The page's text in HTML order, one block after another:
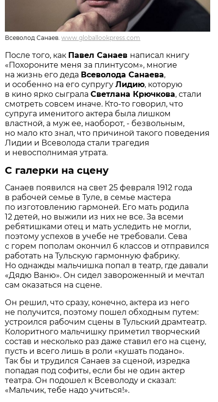
Всеволод Санаев. www.globallookpress.com
После того, как Павел Санаев написал книгу
«Похороните меня за плинтусом», многие
на жизнь его деда Всеволода Санаева,
и особенно на его супругуЛидию, которую
в кино ярко сыгралаСветлана Крючкова, стали
смотреть совсем иначе. Кто-то говорил, что
супруга именитого актера была лишком
властной, а муж ее, наоборот, - безвольным,
но мало кто знал, что причиной такого поведения
Лидии и Всеволода стали трагедия
и невосполнимая утрата.
С галерки на сцену
Санаев появился на свет 25 февраля 1912 года
в рабочей семье в Туле, в семье мастера
по изготовлению гармоней. Его мать родила
12 детей, но выжили из них не все. За всеми
ребятишками отец и мать уследить не могли,
поэтому успехов в учебе не требовали. Сева
с горем пополам окончил 6 классов и отправился
работать на Тульскую гармонную фабрику.
Но однажды мальчишка попал в театр, где давали
«Дядю Ваню». Он сидел завороженный и мечтал
сам оказаться на сцене.
Он решил, что сразу, конечно, актера из него
не получится, поэтому пошел обходным путем:
устроился рабочим сцены в Тульский драмтеатр.
Колоритного мальчишку приметил творческий
состав и несколько раз даже ставил его на сцену,
пусть и всего лишь в роли «кушать подано».
Так бы и трудился Санаев за сценой, изредка
попадая под софиты, если бы не один актер
театра. Он подошел к Всеволоду и сказал:
«Мальчик, тебе надо учиться!».